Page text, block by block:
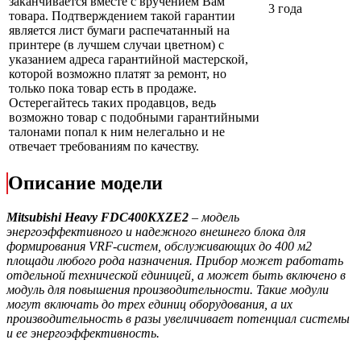
товара. Подтверждением такой гарантии
является лист бумаги распечатанный на
принтере (в лучшем случаи цветном) с
указанием адреса гарантийной мастерской,
которой возможно платят за ремонт, но
только пока товар есть в продаже.
Остерегайтесь таких продавцов, ведь
возможно товар с подобными гарантийными
талонами попал к ним нелегально и не
отвечает требованиям по качеству.
3 года
Описание модели
Mitsubishi Heavy FDC400KXZE2 – модель
энергоэффективного и надежного внешнего блока для
формирования VRF-систем, обслуживающих до 400 м2
площади любого рода назначения. Прибор может работать
отдельной технической единицей, а может быть включено в
модуль для повышения производительности. Такие модули
могут включать до трех единиц оборудования, а их
производительность в разы увеличивает потенциал системы
и ее энергоэффективность.